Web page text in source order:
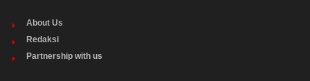
About Us
Redaksi
Partnership with us